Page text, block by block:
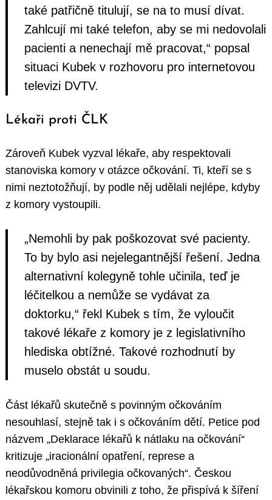
také patřičně titulují, se na to musí dívat.
Zahlcují mi také telefon, aby se mi nedovolali
pacienti a nenechají mě pracovat,“ popsal
situaci Kubek v rozhovoru pro internetovou
televizi DVTV.
Lékaři proti ČLK
Zároveň Kubek vyzval lékaře, aby respektovali
stanoviska komory v otázce očkování. Ti, kteří se s
nimi neztotožňují, by podle něj udělali nejlépe, kdyby
z komory vystoupili.
„Nemohli by pak poškozovat své pacienty.
To by bylo asi nejelegantnější řešení. Jedna
alternativní kolegyně tohle učinila, teď je
léčitelkou a nemůže se vydávat za
doktorku,“ řekl Kubek s tím, že vyloučit
takové lékaře z komory je z legislativního
hlediska obtížné. Takové rozhodnutí by
muselo obstát u soudu.
Část lékařů skutečně s povinným očkováním
nesouhlasí, stejně tak i s očkováním dětí. Petice pod
názvem „Deklarace lékařů k nátlaku na očkování“
kritizuje „iracionální opatření, represe a
neodůvodněná privilegia očkovaných“. Českou
lékařskou komoru obvinili z toho, že přispívá k šíření